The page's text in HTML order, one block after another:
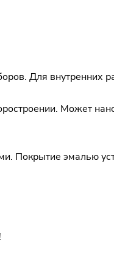
Для внутренних
Может
Покрытие эмалью